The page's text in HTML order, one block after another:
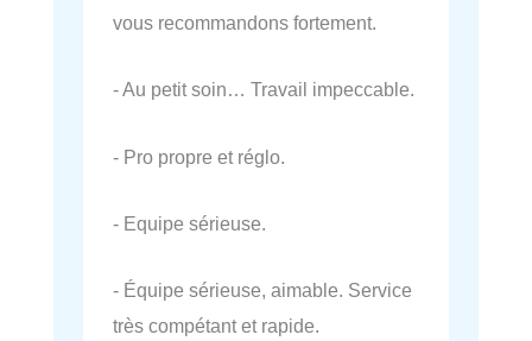
vous recommandons fortement.
- Au petit soin… Travail impeccable.
- Pro propre et réglo.
- Equipe sérieuse.
- Équipe sérieuse, aimable. Service
très compétant et rapide.